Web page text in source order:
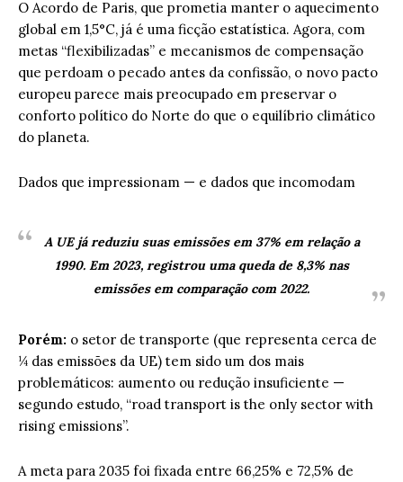
O Acordo de Paris, que prometia manter o aquecimento
global em 1,5°C, já é uma ficção estatística. Agora, com
metas “flexibilizadas” e mecanismos de compensação
que perdoam o pecado antes da confissão, o novo pacto
europeu parece mais preocupado em preservar o
conforto político do Norte do que o equilíbrio climático
do planeta.
Dados que impressionam — e dados que incomodam
A UE já reduziu suas emissões em 37% em relação a
1990. Em 2023, registrou uma queda de 8,3% nas
emissões em comparação com 2022.
Porém: o setor de transporte (que representa cerca de
¼ das emissões da UE) tem sido um dos mais
problemáticos: aumento ou redução insuficiente —
segundo estudo, “road transport is the only sector with
rising emissions”.
A meta para 2035 foi fixada entre 66,25% e 72,5% de